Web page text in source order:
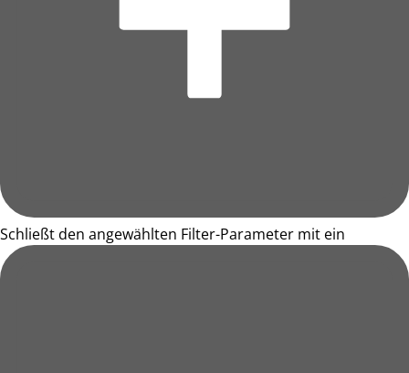
Schließt den angewählten Filter-Parameter mit ein